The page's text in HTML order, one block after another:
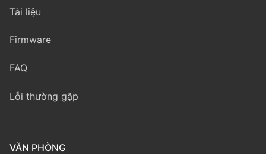
Tài liệu
Firmware
FAQ
Lỗi thường gặp
VĂN PHÒNG